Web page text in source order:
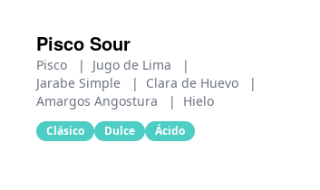
Pisco Sour
Pisco | Jugo de Lima
|
Jarabe Simple
| Clara de Huevo
|
Amargos Angostura
| Hielo
Clásico Dulce Ácido